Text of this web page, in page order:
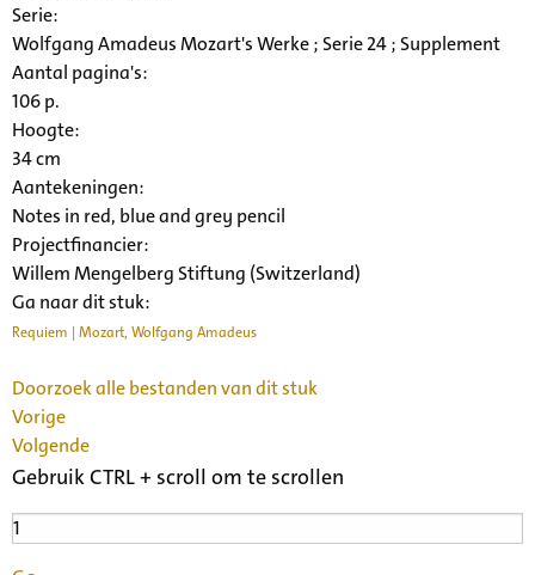
Serie:
Wolfgang Amadeus Mozart's Werke ; Serie 24 ; Supplement
Aantal pagina's:
106 p.
Hoogte:
34 cm
Aantekeningen:
Notes in red, blue and grey pencil
Projectfinancier:
Willem Mengelberg Stiftung (Switzerland)
Ga naar dit stuk:
Requiem | Mozart, Wolfgang Amadeus
Doorzoek alle bestanden van dit stuk
Vorige
Volgende
Gebruik CTRL + scroll om te scrollen